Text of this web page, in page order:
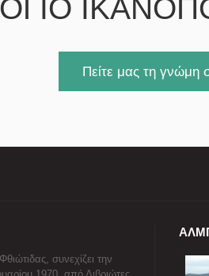
Πείτε μας τη γνώμη
συνεχίζει την